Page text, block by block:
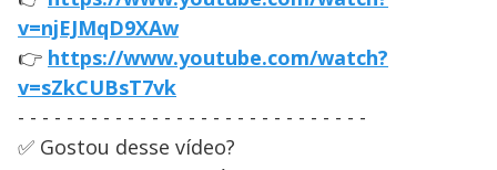
v=njEJMqD9XAw
👉 https://www.youtube.com/watch?
v=sZkCUBsT7vk
- - - - - - - - - - - - - - - - - - - - - - - - - - - - -
✅ Gostou desse vídeo?